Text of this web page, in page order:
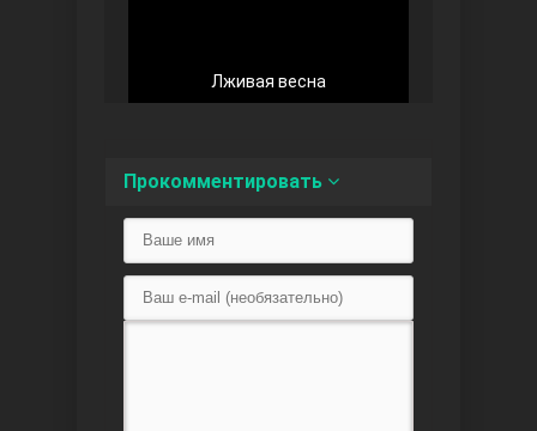
Семья
Лживая весна
Прокомментировать